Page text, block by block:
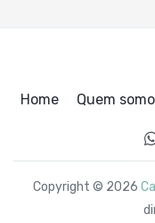
Home Quem
Copyright © 2026